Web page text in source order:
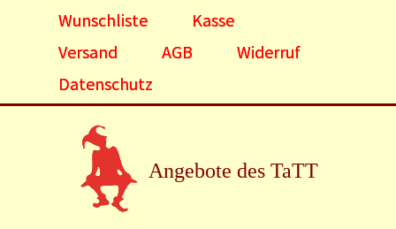
Wunschliste
Kasse
Versand
AGB
Widerruf
Datenschutz
Angebote des TaTT